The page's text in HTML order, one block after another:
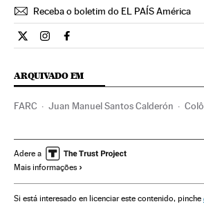
Receba o boletim do EL PAÍS América
Internacional El País Brasil en Twitter
Internacional El País Brasil en
Internacional El País Brasil
ARQUIVADO EM
FARC Juan Manuel Santos Calderón
Processo paz Partidos políticos
Conflitos América
Adere a
Mais informações
Si está interesado en licenciar este contenido, pinche